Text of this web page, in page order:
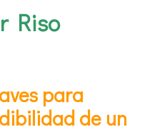
Riso
para
de un